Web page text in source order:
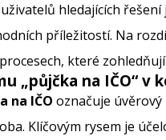
hledajících řešení
příležitostí. Na
které
„půjčka na IČO“ v
na IČO označuje
Klíčovým rysem je